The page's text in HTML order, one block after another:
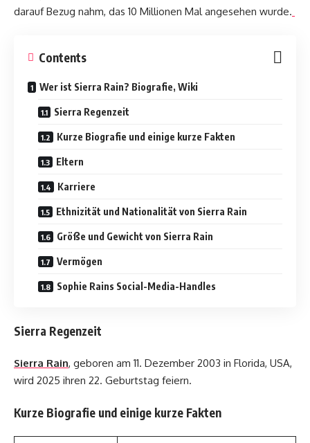
darauf Bezug nahm, das 10 Millionen Mal angesehen wurde.
Contents
Wer ist Sierra Rain? Biografie, Wiki
Sierra Regenzeit
Kurze Biografie und einige kurze Fakten
Eltern
Karriere
Ethnizität und Nationalität von Sierra Rain
Größe und Gewicht von Sierra Rain
Vermögen
Sophie Rains Social-Media-Handles
Sierra Regenzeit
Sierra Rain, geboren am 11. Dezember 2003 in Florida, USA,
wird 2025 ihren 22. Geburtstag feiern.
Kurze Biografie und einige kurze Fakten